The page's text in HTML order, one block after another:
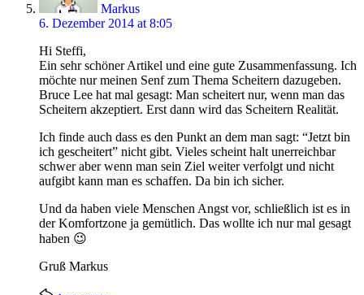
Markus
6. Dezember 2014 at 8:05
Hi Steffi,
Ein sehr schöner Artikel und eine gute Zusammenfassung. Ich
möchte nur meinen Senf zum Thema Scheitern dazugeben.
Bruce Lee hat mal gesagt: Man scheitert nur, wenn man das
Scheitern akzeptiert. Erst dann wird das Scheitern Realität.
Ich finde auch dass es den Punkt an dem man sagt: “Jetzt bin
ich gescheitert” nicht gibt. Vieles scheint halt unerreichbar
schwer aber wenn man sein Ziel weiter verfolgt und nicht
aufgibt kann man es schaffen. Da bin ich sicher.
Und da haben viele Menschen Angst vor, schließlich ist es in
der Komfortzone ja gemütlich. Das wollte ich nur mal gesagt
haben 😉
Gruß Markus